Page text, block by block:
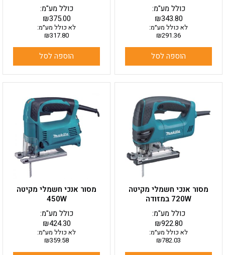
₪343.80
כולל מע"מ:
לא כולל מע״מ:
₪291.36
הוספה לסל
₪375.00
כולל מע"מ:
לא כולל מע״מ:
₪317.80
הוספה לסל
מסור אנכי חשמלי מקיטה
720W במזודה
₪922.80
כולל מע"מ:
לא כולל מע״מ:
₪782.03
מסור אנכי חשמלי מקיטה
450W
₪424.30
כולל מע"מ:
לא כולל מע״מ:
₪359.58